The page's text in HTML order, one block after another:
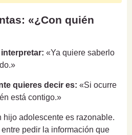
«¿Con quién
«Ya quiere saberlo
quieres decir es: «Si ocurre
está contigo.»
hijo adolescente es razonable.
pedir la información que